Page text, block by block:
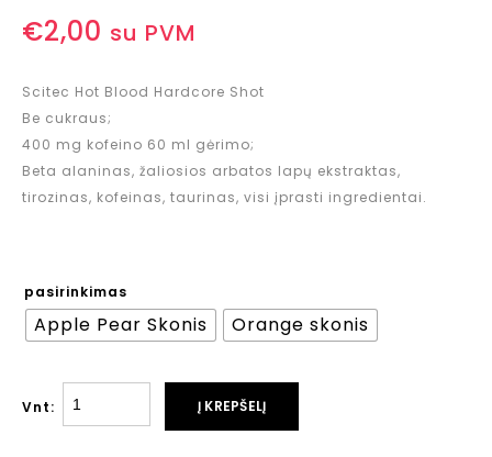
€2,00 su PVM
Scitec Hot Blood Hardcore Shot
Be cukraus;
400 mg kofeino 60 ml gėrimo;
Beta alaninas, žaliosios arbatos lapų ekstraktas,
tirozinas, kofeinas, taurinas, visi įprasti ingredientai.
pasirinkimas
Apple Pear Skonis Orange skonis
Vnt: Į KREPŠELĮ